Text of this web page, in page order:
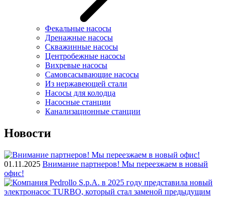
Фекальные насосы
Дренажные насосы
Скважинные насосы
Центробежные насосы
Вихревые насосы
Самовсасывающие насосы
Из нержавеющей стали
Насосы для колодца
Насосные станции
Канализационные станции
Новости
01.11.2025 Внимание партнеров! Мы переезжаем в новый
офис!